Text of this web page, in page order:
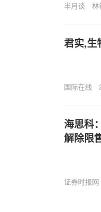
半月谈 林
君实,生
国际在线
海思科
解除限
证券时报网